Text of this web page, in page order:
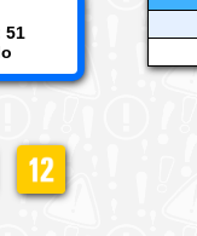
51